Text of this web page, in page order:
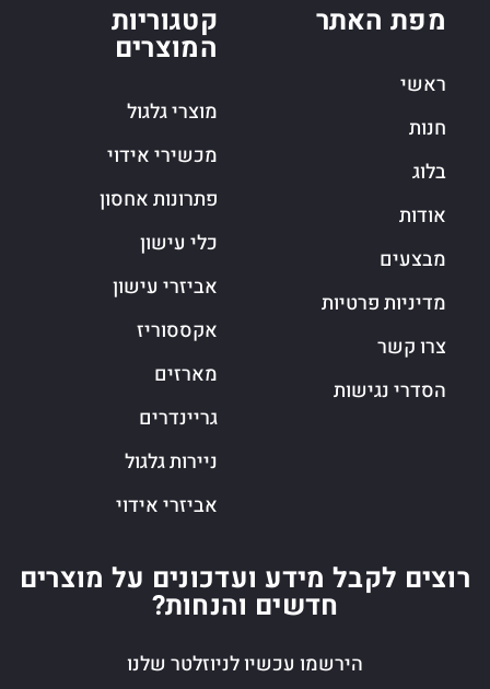
מפת האתר
ראשי
חנות
בלוג
אודות
מבצעים
מדיניות פרטיות
צרו קשר
הסדרי נגישות
קטגוריות
המוצרים
מוצרי גלגול
מכשירי אידוי
פתרונות אחסון
כלי עישון
אביזרי עישון
אקססוריז
מארזים
גריינדרים
ניירות גלגול
אביזרי אידוי
רוצים לקבל מידע ועדכונים על מוצרים
חדשים והנחות?
הירשמו עכשיו לניוזלטר שלנו